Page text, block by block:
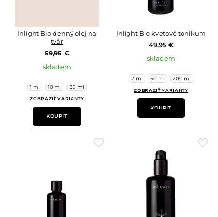
Inlight Bio denný olej na
tvár
59,95 €
skladem
1 ml 10 ml 30 ml
ZOBRAZIŤ VARIANTY
KOUPIT
Inlight Bio kvetové tonikum
49,95 €
skladem
2 ml 50 ml 200 ml
ZOBRAZIŤ VARIANTY
KOUPIT
Přidat